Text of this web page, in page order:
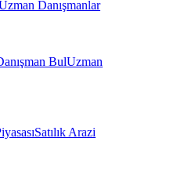
Danışmanlar
BulUzman
Satılık Arazi